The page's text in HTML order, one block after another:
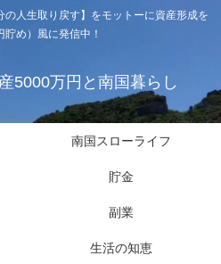
人生取り戻す】をモットーに資産形成を
貯め）風に発信中！
5000万円と南国暮らし
南国スローライフ
貯金
副業
生活の知恵